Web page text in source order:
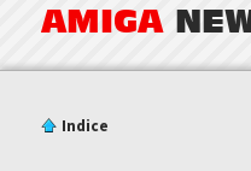
AMIGA
Indice